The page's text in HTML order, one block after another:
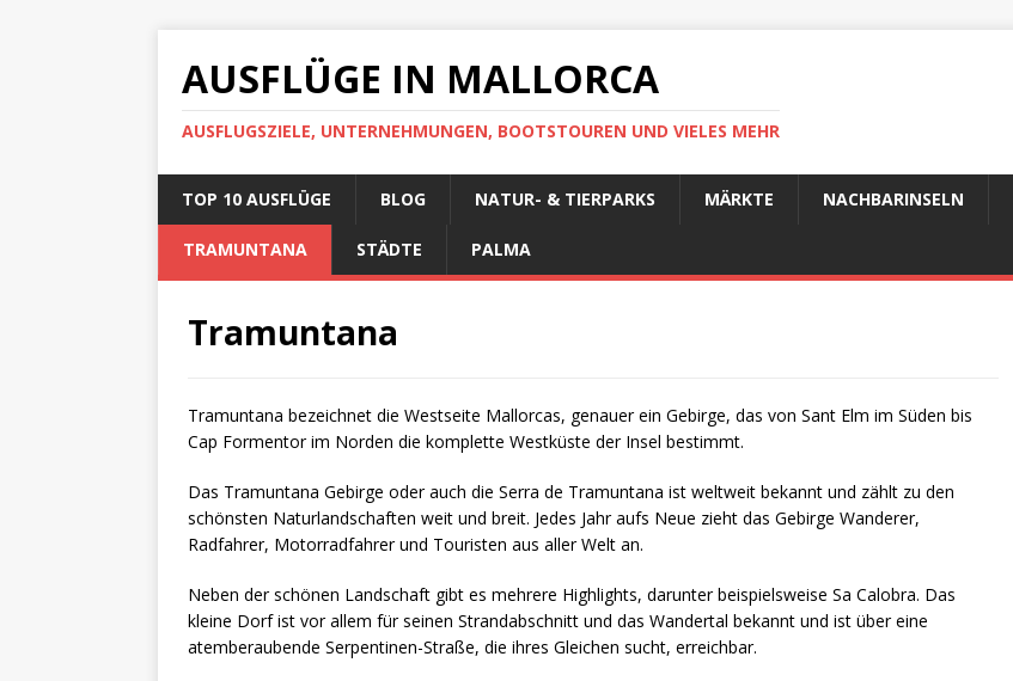
AUSFLÜGE IN MALLORCA
AUSFLUGSZIELE, UNTERNEHMUNGEN, BOOTSTOUREN UND VIELES MEHR
TOP 10 AUSFLÜGE BLOG NATUR- & TIERPARKS MÄRKTE NACHBARINSELN
TRAMUNTANA STÄDTE PALMA
Tramuntana
Tramuntana bezeichnet die Westseite Mallorcas, genauer ein Gebirge, das von Sant Elm im Süden bis
Cap Formentor im Norden die komplette Westküste der Insel bestimmt.
Das Tramuntana Gebirge oder auch die Serra de Tramuntana ist weltweit bekannt und zählt zu den
schönsten Naturlandschaften weit und breit. Jedes Jahr aufs Neue zieht das Gebirge Wanderer,
Radfahrer, Motorradfahrer und Touristen aus aller Welt an.
Neben der schönen Landschaft gibt es mehrere Highlights, darunter beispielsweise Sa Calobra. Das
kleine Dorf ist vor allem für seinen Strandabschnitt und das Wandertal bekannt und ist über eine
atemberaubende Serpentinen-Straße, die ihres Gleichen sucht, erreichbar.